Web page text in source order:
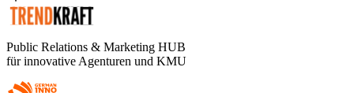
Public Relations & Marketing HUB
für innovative Agenturen und KMU